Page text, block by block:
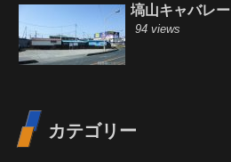
塙山キャバレー
94 views
カテゴリー